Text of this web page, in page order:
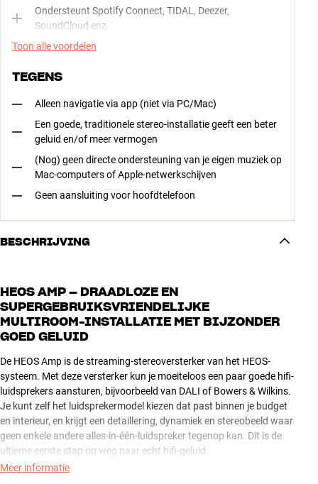
Ondersteunt Spotify Connect, TIDAL, Deezer,
SoundCloud enz.
Toon alle voordelen
TEGENS
Alleen navigatie via app (niet via PC/Mac)
Een goede, traditionele stereo-installatie geeft een beter
geluid en/of meer vermogen
(Nog) geen directe ondersteuning van je eigen muziek op
Mac-computers of Apple-netwerkschijven
Geen aansluiting voor hoofdtelefoon
BESCHRIJVING
HEOS AMP – DRAADLOZE EN
SUPERGEBRUIKSVRIENDELIJKE
MULTIROOM-INSTALLATIE MET BIJZONDER
GOED GELUID
De HEOS Amp is de streaming-stereoversterker van het HEOS-
systeem. Met deze versterker kun je moeiteloos een paar goede hifi-
luidsprekers aansturen, bijvoorbeeld van DALI of Bowers & Wilkins.
Je kunt zelf het luidsprekermodel kiezen dat past binnen je budget
en interieur, en krijgt een detaillering, dynamiek en stereobeeld waar
geen enkele andere alles-in-één-luidspreker tegenop kan. Dit is de
ultieme eerste stap op weg naar echt hifi-geluid.
Meer informatie